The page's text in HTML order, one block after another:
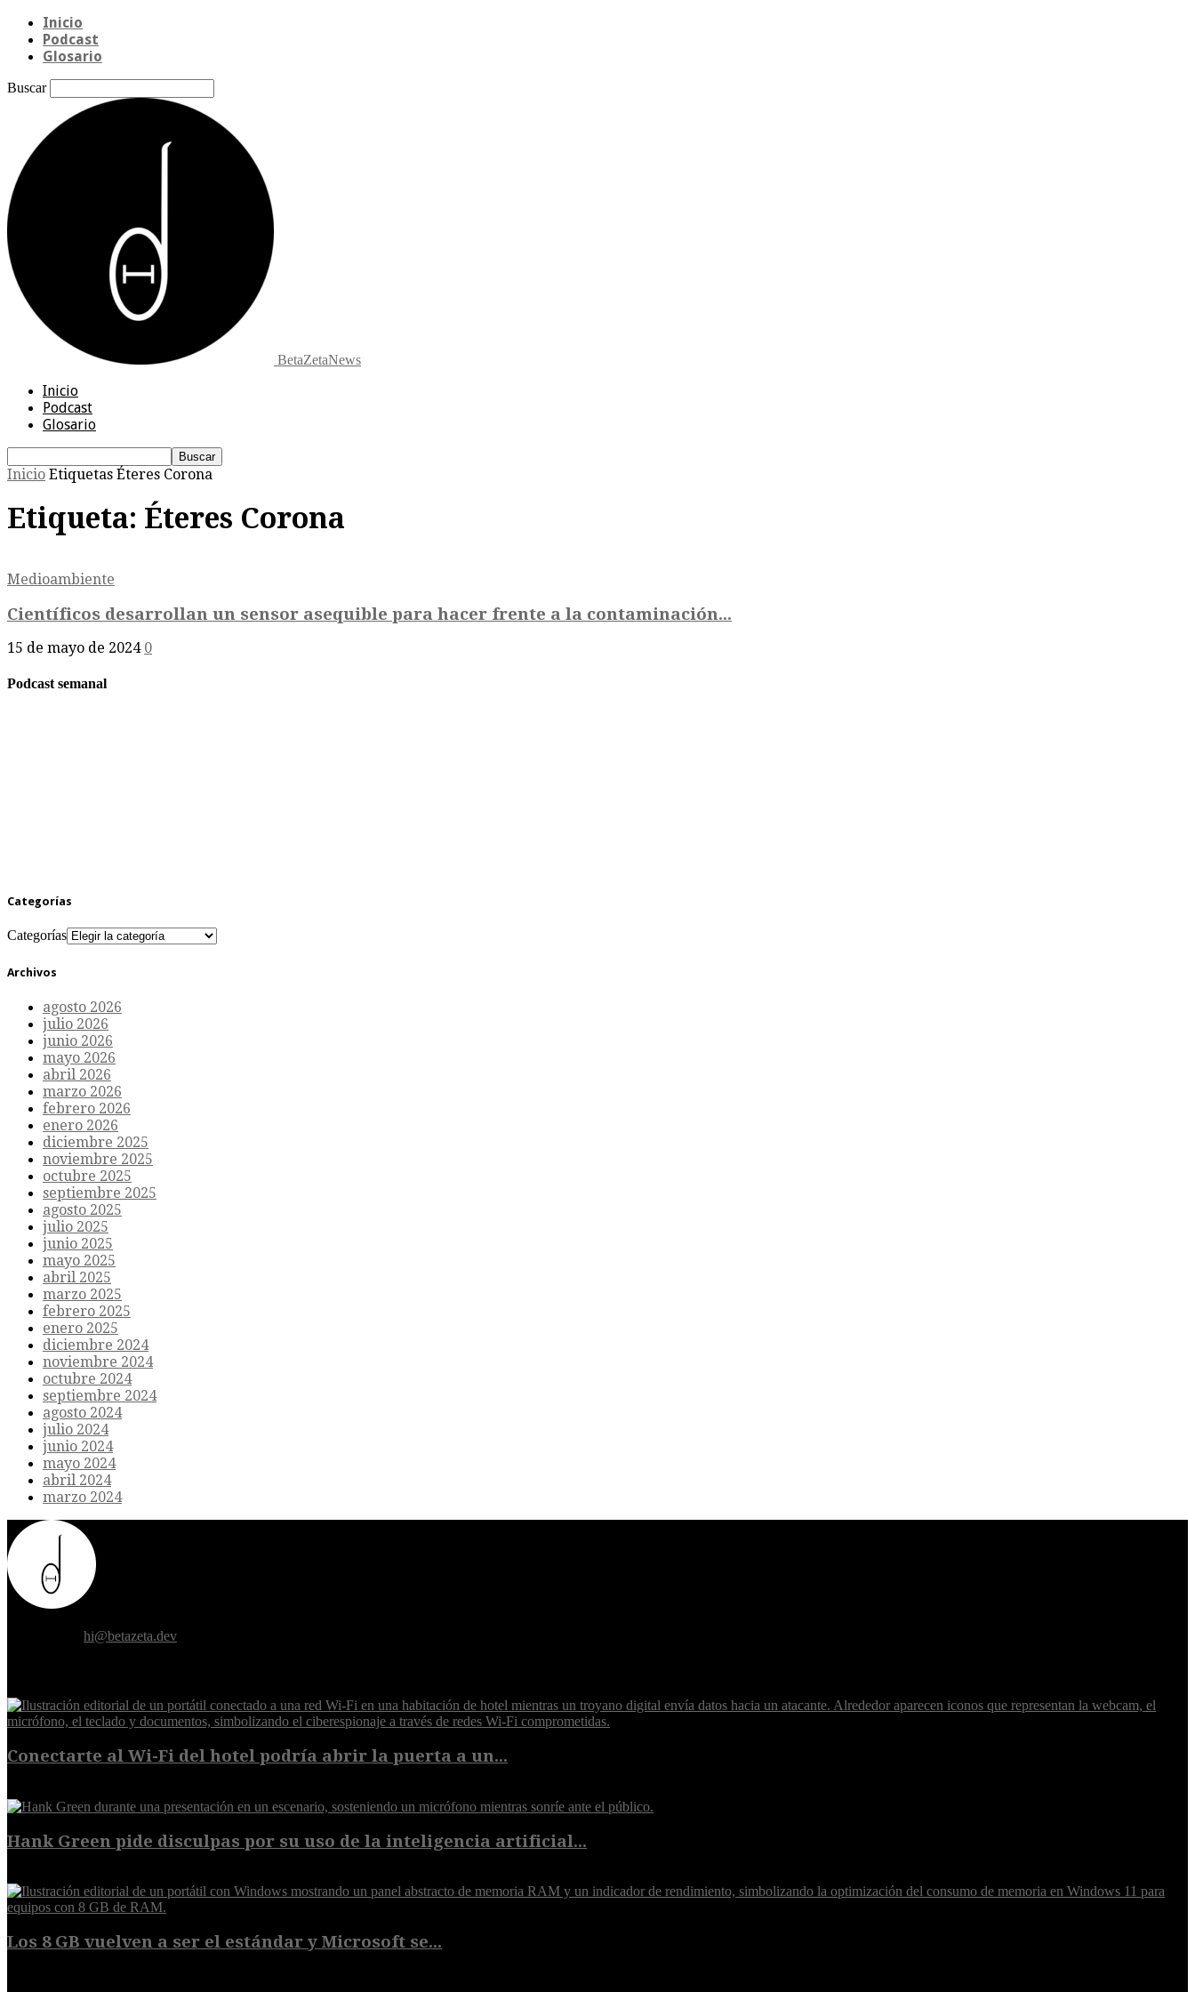
Inicio
Podcast
Glosario
Buscar
BetaZetaNews
Inicio
Podcast
Glosario
Inicio Etiquetas Éteres Corona
Etiqueta: Éteres Corona
Medioambiente
Científicos desarrollan un sensor asequible para hacer frente a la contaminación...
15 de mayo de 2024 0
Podcast semanal
Categorías
Categorías
Archivos
agosto 2026
julio 2026
junio 2026
mayo 2026
abril 2026
marzo 2026
febrero 2026
enero 2026
diciembre 2025
noviembre 2025
octubre 2025
septiembre 2025
agosto 2025
julio 2025
junio 2025
mayo 2025
abril 2025
marzo 2025
febrero 2025
enero 2025
diciembre 2024
noviembre 2024
octubre 2024
septiembre 2024
agosto 2024
julio 2024
junio 2024
mayo 2024
abril 2024
marzo 2024
hi@betazeta.dev
Conectarte al Wi-Fi del hotel podría abrir la puerta a un...
Hank Green pide disculpas por su uso de la inteligencia artificial...
Los 8 GB vuelven a ser el estándar y Microsoft se...